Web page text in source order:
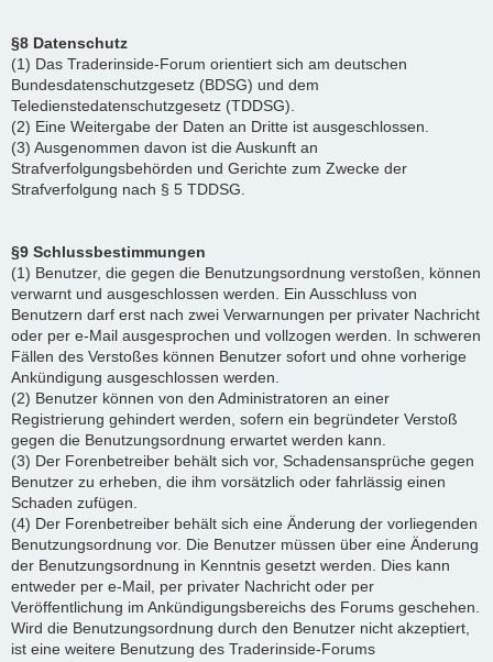
§8 Datenschutz
(1) Das Traderinside-Forum orientiert sich am deutschen
Bundesdatenschutzgesetz (BDSG) und dem
Teledienstedatenschutzgesetz (TDDSG).
(2) Eine Weitergabe der Daten an Dritte ist ausgeschlossen.
(3) Ausgenommen davon ist die Auskunft an
Strafverfolgungsbehörden und Gerichte zum Zwecke der
Strafverfolgung nach § 5 TDDSG.
§9 Schlussbestimmungen
(1) Benutzer, die gegen die Benutzungsordnung verstoßen, können
verwarnt und ausgeschlossen werden. Ein Ausschluss von
Benutzern darf erst nach zwei Verwarnungen per privater Nachricht
oder per e-Mail ausgesprochen und vollzogen werden. In schweren
Fällen des Verstoßes können Benutzer sofort und ohne vorherige
Ankündigung ausgeschlossen werden.
(2) Benutzer können von den Administratoren an einer
Registrierung gehindert werden, sofern ein begründeter Verstoß
gegen die Benutzungsordnung erwartet werden kann.
(3) Der Forenbetreiber behält sich vor, Schadensansprüche gegen
Benutzer zu erheben, die ihm vorsätzlich oder fahrlässig einen
Schaden zufügen.
(4) Der Forenbetreiber behält sich eine Änderung der vorliegenden
Benutzungsordnung vor. Die Benutzer müssen über eine Änderung
der Benutzungsordnung in Kenntnis gesetzt werden. Dies kann
entweder per e-Mail, per privater Nachricht oder per
Veröffentlichung im Ankündigungsbereichs des Forums geschehen.
Wird die Benutzungsordnung durch den Benutzer nicht akzeptiert,
ist eine weitere Benutzung des Traderinside-Forums